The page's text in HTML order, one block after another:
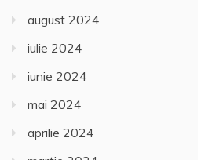
august 2024
iulie 2024
iunie 2024
mai 2024
aprilie 2024